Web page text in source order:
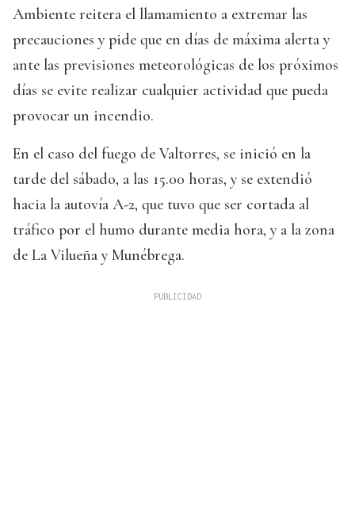
Ambiente reitera el llamamiento a extremar las
precauciones y pide que en días de máxima alerta y
ante las previsiones meteorológicas de los próximos
días se evite realizar cualquier actividad que pueda
provocar un incendio.
En el caso del fuego de Valtorres, se inició en la
tarde del sábado, a las 15.00 horas, y se extendió
hacia la autovía A-2, que tuvo que ser cortada al
tráfico por el humo durante media hora, y a la zona
de La Vilueña y Munébrega.